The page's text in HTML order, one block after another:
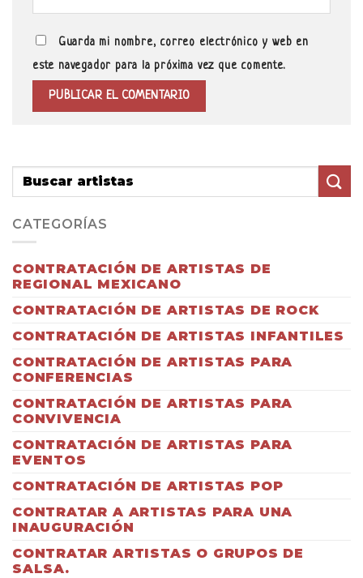
Guarda mi nombre, correo electrónico y web en
este navegador para la próxima vez que comente.
CATEGORÍAS
CONTRATACIÓN DE ARTISTAS DE
REGIONAL MEXICANO
CONTRATACIÓN DE ARTISTAS DE ROCK
CONTRATACIÓN DE ARTISTAS INFANTILES
CONTRATACIÓN DE ARTISTAS PARA
CONFERENCIAS
CONTRATACIÓN DE ARTISTAS PARA
CONVIVENCIA
CONTRATACIÓN DE ARTISTAS PARA
EVENTOS
CONTRATACIÓN DE ARTISTAS POP
CONTRATAR A ARTISTAS PARA UNA
INAUGURACIÓN
CONTRATAR ARTISTAS O GRUPOS DE
SALSA.